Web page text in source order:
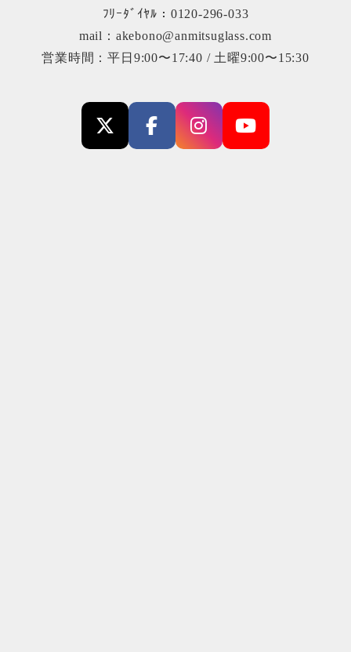
ﾌﾘｰﾀﾞｲﾔﾙ：0120-296-033
mail：akebono@anmitsuglass.com
営業時間：平日9:00〜17:40 / 土曜9:00〜15:30